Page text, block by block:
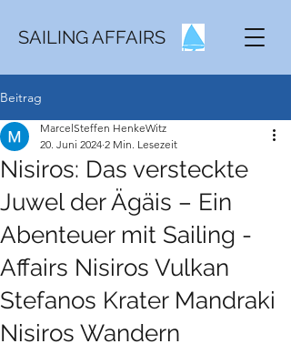
SAILING AFFAIRS
Beitrag
Nisiros: Das versteckte
Juwel der Ägäis – Ein
Abenteuer mit Sailing -
Affairs Nisiros Vulkan
Stefanos Krater Mandraki
Nisiros Wandern
MarcelSteffen HenkeWitz
20. Juni 2024 2 Min. Lesezeit